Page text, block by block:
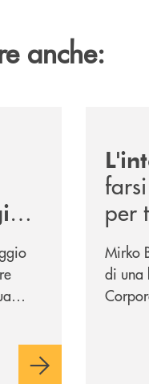
anche:
per
Mirko
di una